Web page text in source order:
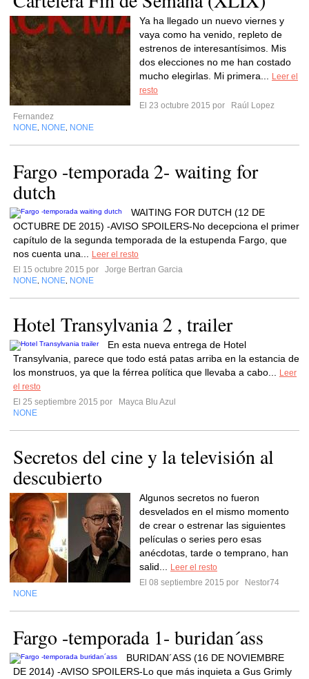
Ya ha llegado un nuevo viernes y
vaya como ha venido, repleto de
estrenos de interesantísimos. Mis
dos elecciones no me han costado
mucho elegirlas. Mi primera...
Leer el
resto
El 23 octubre 2015 por
Raúl Lopez
Fernandez
NONE NONE NONE
Fargo -temporada 2- waiting for
dutch
WAITING FOR DUTCH (12 DE
OCTUBRE DE 2015) -AVISO SPOILERS-No decepciona el primer
capítulo de la segunda temporada de la estupenda Fargo, que
nos cuenta una...
Leer el resto
El 15 octubre 2015 por
Jorge Bertran Garcia
NONE NONE NONE
Hotel Transylvania 2 , trailer
En esta nueva entrega de Hotel
Transylvania, parece que todo está patas arriba en la estancia de
los monstruos, ya que la férrea política que llevaba a cabo...
Leer
el resto
El 25 septiembre 2015 por
Mayca Blu Azul
NONE
Secretos del cine y la televisión al
descubierto
Algunos secretos no fueron
desvelados en el mismo momento
de crear o estrenar las siguientes
películas o series pero esas
anécdotas, tarde o temprano, han
salid...
Leer el resto
El 08 septiembre 2015 por
Nestor74
NONE
Fargo -temporada 1- buridan´ass
BURIDAN´ASS (16 DE NOVIEMBRE
DE 2014) -AVISO SPOILERS-Lo que más inquieta a Gus Grimly